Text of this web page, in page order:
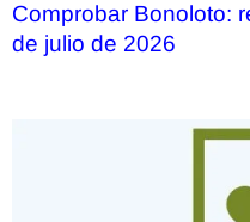
Comprobar Bonoloto:
de julio de 2026